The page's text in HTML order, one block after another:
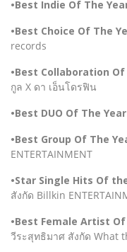
•Best Indie Of The
•Best Choice Of The
records
•Best Collaboration Of
กูล X ดา เอ็นโดรฟิน
•Best DUO Of The Year
•Best Group Of The
ENTERTAINMENT
•Star Single Hits Of
สังกัด Billkin
•Best Female Artist
วีระสุทธิมาศ สังกัด What